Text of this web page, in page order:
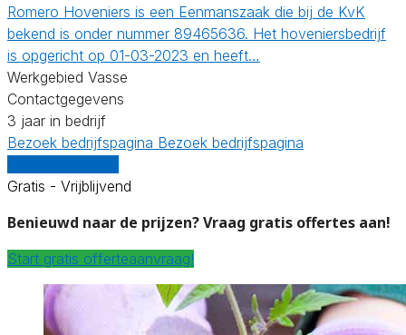
Romero Hoveniers is een Eenmanszaak die bij de KvK
bekend is onder nummer 89465636. Het hoveniersbedrijf
is opgericht op 01-03-2023 en heeft…
Werkgebied Vasse
Contactgegevens
3 jaar in bedrijf
Bezoek bedrijfspagina Bezoek bedrijfspagina
Gratis - Vrijblijvend
Benieuwd naar de prijzen? Vraag gratis offertes aan!
Start gratis offerteaanvraag!